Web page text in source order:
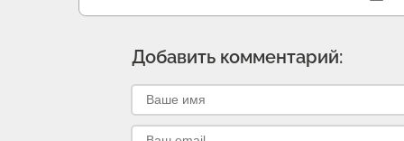
Добавить комментарий: